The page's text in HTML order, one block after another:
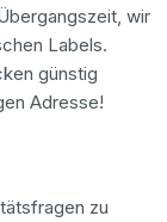
wir
Labels.
günstig
Adresse!
zu